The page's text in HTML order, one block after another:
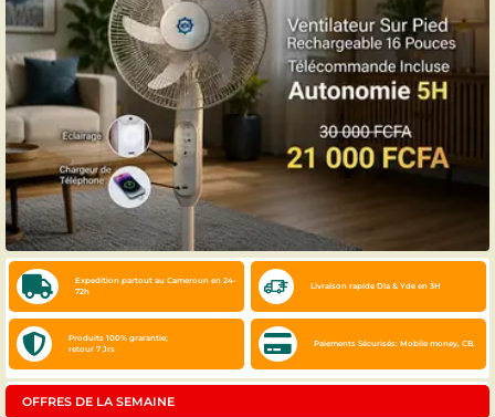
Expedition partout au Cameroun en 24-
72h
Livraison rapide Dla & Yde en 3H
Produits 100% grarantie;
retour 7 Jrs
Paiements Sécurisés: Mobile money, CB.
OFFRES DE LA SEMAINE